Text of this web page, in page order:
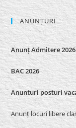
ANUNȚURI
Anunț Admitere 2026
BAC 2026
Anunturi posturi
Anunț locuri libere